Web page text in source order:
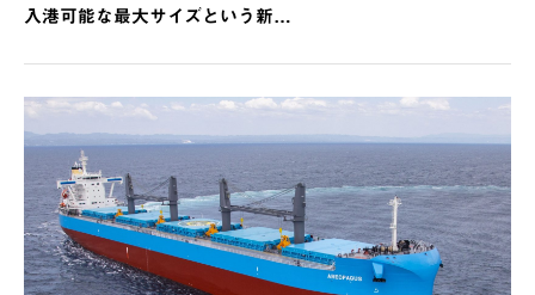
入港可能な最大サイズという新…